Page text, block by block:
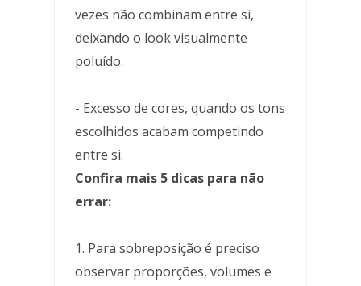
vezes não combinam entre si,
deixando o look visualmente
poluído.
- Excesso de cores, quando os tons
escolhidos acabam competindo
entre si.
Confira mais 5 dicas para não
errar:
1. Para sobreposição é preciso
observar proporções, volumes e